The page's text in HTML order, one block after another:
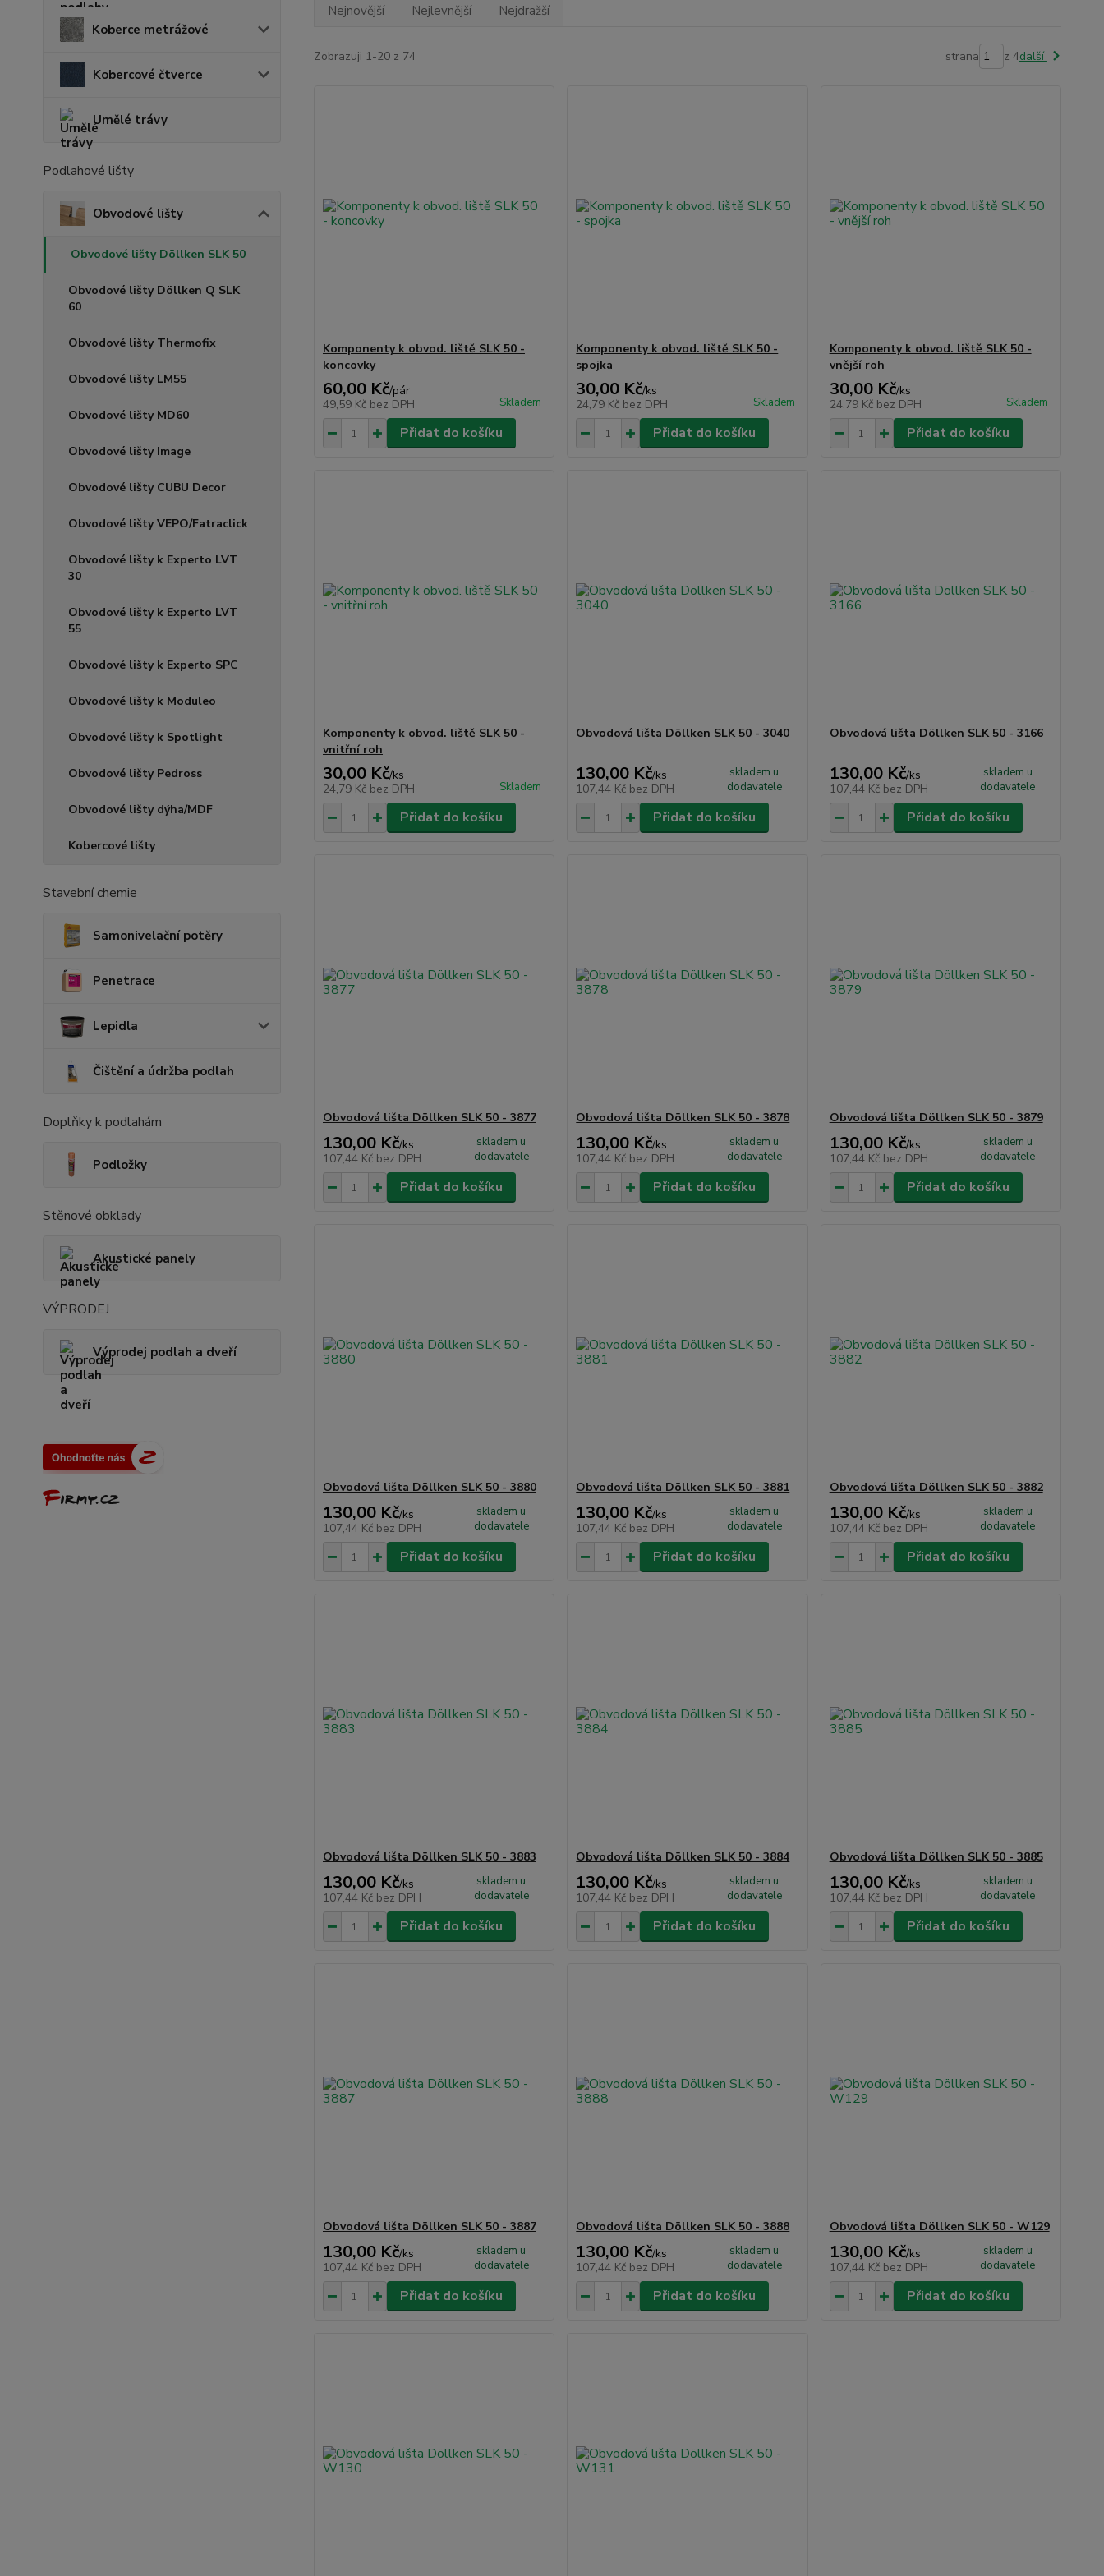
Koberce metrážové
Kobercové čtverce
Umělé trávy
Podlahové lišty
Obvodové lišty
Obvodové lišty Döllken SLK 50
Obvodové lišty Döllken Q SLK
60
Obvodové lišty Thermofix
Obvodové lišty LM55
Obvodové lišty MD60
Obvodové lišty Image
Obvodové lišty CUBU Decor
Obvodové lišty VEPO/Fatraclick
Obvodové lišty k Experto LVT
30
Obvodové lišty k Experto LVT
55
Obvodové lišty k Experto SPC
Obvodové lišty k Moduleo
Obvodové lišty k Spotlight
Obvodové lišty Pedross
Obvodové lišty dýha/MDF
Kobercové lišty
Stavební chemie
Samonivelační potěry
Penetrace
Lepidla
Čištění a údržba podlah
Doplňky k podlahám
Podložky
Stěnové obklady
Akustické panely
VÝPRODEJ
Výprodej podlah a dveří
Nejnovější Nejlevnější Nejdražší
Zobrazuji 1-20 z 74 strana z 4další
Komponenty k obvod. liště SLK 50 -
koncovky
60,00 Kč/pár
49,59 Kč bez DPH Skladem
Přidat do košíku
Komponenty k obvod. liště SLK 50 -
spojka
30,00 Kč/ks
24,79 Kč bez DPH Skladem
Přidat do košíku
Komponenty k obvod. liště SLK 50 -
vnější roh
30,00 Kč/ks
24,79 Kč bez DPH Skladem
Přidat do košíku
Komponenty k obvod. liště SLK 50 -
vnitřní roh
30,00 Kč/ks
24,79 Kč bez DPH Skladem
Přidat do košíku
Obvodová lišta Döllken SLK 50 - 3040
130,00 Kč/ks
107,44 Kč bez DPH
skladem u
dodavatele
Přidat do košíku
Obvodová lišta Döllken SLK 50 - 3166
130,00 Kč/ks
107,44 Kč bez DPH
skladem u
dodavatele
Přidat do košíku
Obvodová lišta Döllken SLK 50 - 3877
130,00 Kč/ks
107,44 Kč bez DPH
skladem u
dodavatele
Přidat do košíku
Obvodová lišta Döllken SLK 50 - 3878
130,00 Kč/ks
107,44 Kč bez DPH
skladem u
dodavatele
Přidat do košíku
Obvodová lišta Döllken SLK 50 - 3879
130,00 Kč/ks
107,44 Kč bez DPH
skladem u
dodavatele
Přidat do košíku
Obvodová lišta Döllken SLK 50 - 3880
130,00 Kč/ks
107,44 Kč bez DPH
skladem u
dodavatele
Přidat do košíku
Obvodová lišta Döllken SLK 50 - 3881
130,00 Kč/ks
107,44 Kč bez DPH
skladem u
dodavatele
Přidat do košíku
Obvodová lišta Döllken SLK 50 - 3882
130,00 Kč/ks
107,44 Kč bez DPH
skladem u
dodavatele
Přidat do košíku
Obvodová lišta Döllken SLK 50 - 3883
130,00 Kč/ks
107,44 Kč bez DPH
skladem u
dodavatele
Přidat do košíku
Obvodová lišta Döllken SLK 50 - 3884
130,00 Kč/ks
107,44 Kč bez DPH
skladem u
dodavatele
Přidat do košíku
Obvodová lišta Döllken SLK 50 - 3885
130,00 Kč/ks
107,44 Kč bez DPH
skladem u
dodavatele
Přidat do košíku
Obvodová lišta Döllken SLK 50 - 3887
130,00 Kč/ks
107,44 Kč bez DPH
skladem u
dodavatele
Přidat do košíku
Obvodová lišta Döllken SLK 50 - 3888
130,00 Kč/ks
107,44 Kč bez DPH
skladem u
dodavatele
Přidat do košíku
Obvodová lišta Döllken SLK 50 - W129
130,00 Kč/ks
107,44 Kč bez DPH
skladem u
dodavatele
Přidat do košíku